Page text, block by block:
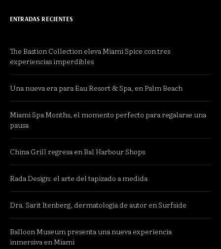
ENTRADAS RECIENTES
The Bastion Collection eleva Miami Spice con tres
experiencias imperdibles
Una nueva era para Eau Resort & Spa, en Palm Beach
Miami Spa Months, el momento perfecto para regalarse una
pausa
China Grill regresa en Bal Harbour Shops
Rada Design: el arte del tapizado a medida
Dra. Sarit Itenberg, dermatología de autor en Surfside
Balloon Museum presenta una nueva experiencia
inmersiva en Miami